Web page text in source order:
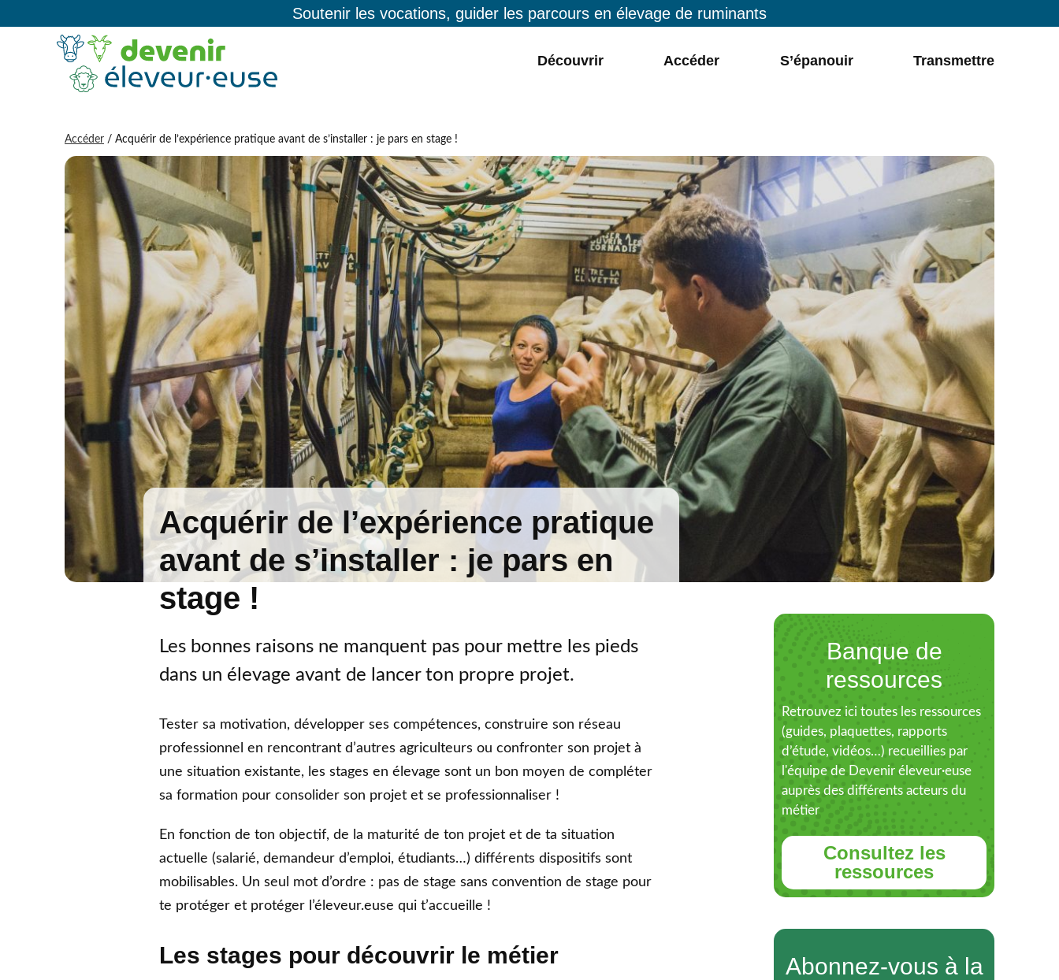
Soutenir les vocations, guider les parcours en élevage de ruminants
Découvrir Accéder S’épanouir Transmettre
Accéder / Acquérir de l’expérience pratique avant de s’installer : je pars en stage !
Acquérir de l’expérience pratique
avant de s’installer : je pars en
stage !
Les bonnes raisons ne manquent pas pour mettre les pieds
dans un élevage avant de lancer ton propre projet.
Tester sa motivation, développer ses compétences, construire son réseau
professionnel en rencontrant d’autres agriculteurs ou confronter son projet à
une situation existante, les stages en élevage sont un bon moyen de compléter
sa formation pour consolider son projet et se professionnaliser !
En fonction de ton objectif, de la maturité de ton projet et de ta situation
actuelle (salarié, demandeur d’emploi, étudiants…) différents dispositifs sont
mobilisables. Un seul mot d’ordre : pas de stage sans convention de stage pour
te protéger et protéger l’éleveur.euse qui t’accueille !
Les stages pour découvrir le métier
Banque de
ressources
Retrouvez ici toutes les ressources
(guides, plaquettes, rapports
d’étude, vidéos…) recueillies par
l'équipe de Devenir éleveur·euse
auprès des différents acteurs du
métier
Consultez les
ressources
Abonnez-vous à la